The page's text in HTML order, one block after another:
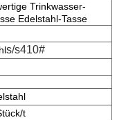
Trinkwasser-
Edelstahl-Tasse
s/s410#
t